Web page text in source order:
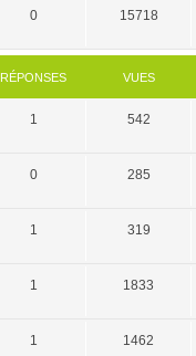
0 15718
RÉPONSES VUES
1 542
0 285
1 319
1 1833
1 1462